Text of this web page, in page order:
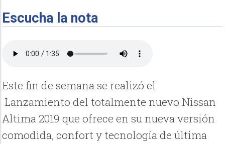
Escucha la nota
Este fin de semana se realizó el
Lanzamiento del totalmente nuevo Nissan
Altima 2019 que ofrece en su nueva versión
comodida, confort y tecnología de última